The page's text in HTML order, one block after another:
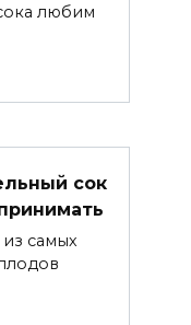
любим
сок
самых